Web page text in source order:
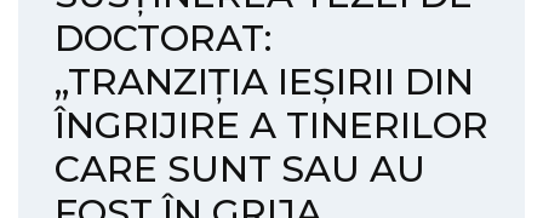
DOCTORAT:
„TRANZIȚIA IEȘIRII DIN
ÎNGRIJIRE A TINERILOR
CARE SUNT SAU AU